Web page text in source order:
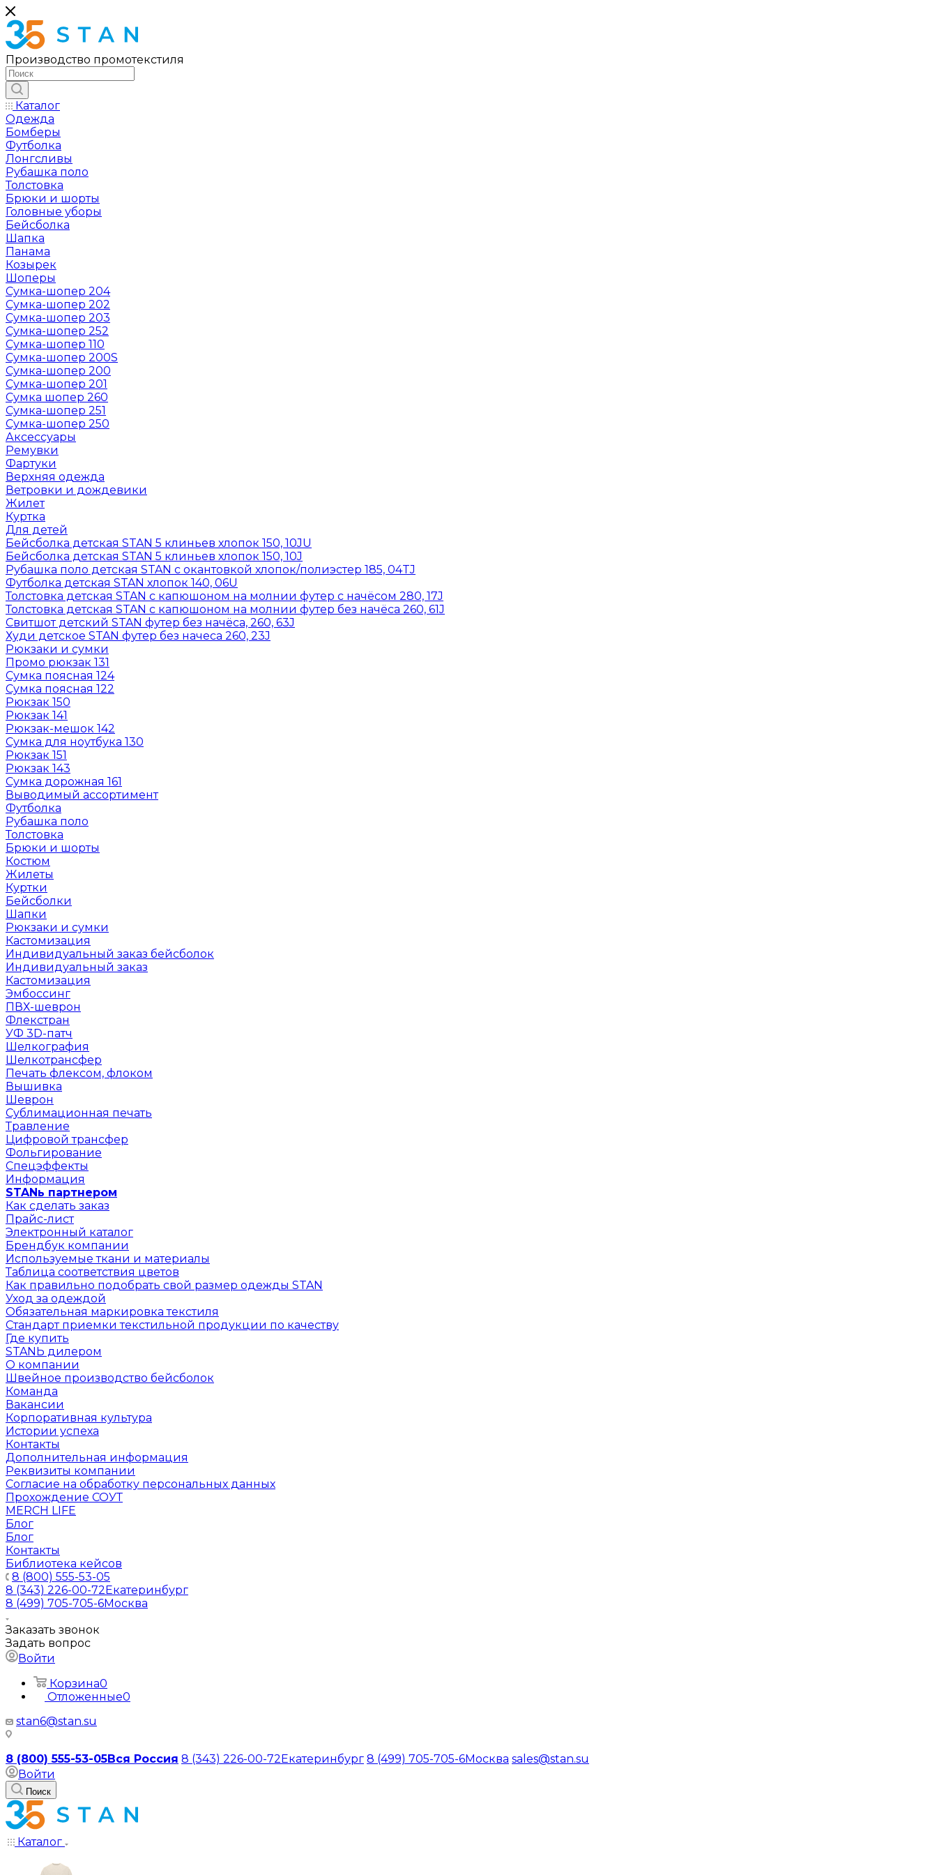
Производство промотекстиля
Каталог
Одежда
Бомберы
Футболка
Лонгсливы
Рубашка поло
Толстовка
Брюки и шорты
Головные уборы
Бейсболка
Шапка
Панама
Козырек
Шоперы
Сумка-шопер 204
Сумка-шопер 202
Сумка-шопер 203
Сумка-шопер 252
Сумка-шопер 110
Сумка-шопер 200S
Сумка-шопер 200
Сумка-шопер 201
Сумка шопер 260
Сумка-шопер 251
Сумка-шопер 250
Аксессуары
Ремувки
Фартуки
Верхняя одежда
Ветровки и дождевики
Жилет
Куртка
Для детей
Бейсболка детская STAN 5 клиньев хлопок 150, 10JU
Бейсболка детская STAN 5 клиньев хлопок 150, 10J
Рубашка поло детская STAN с окантовкой хлопок/полиэстер 185, 04TJ
Футболка детская STAN хлопок 140, 06U
Толстовка детская STAN с капюшоном на молнии футер с начёсом 280, 17J
Толстовка детская STAN с капюшоном на молнии футер без начёса 260, 61J
Свитшот детский STAN футер без начёса, 260, 63J
Худи детское STAN футер без начеса 260, 23J
Рюкзаки и сумки
Промо рюкзак 131
Сумка поясная 124
Сумка поясная 122
Рюкзак 150
Рюкзак 141
Рюкзак-мешок 142
Сумка для ноутбука 130
Рюкзак 151
Рюкзак 143
Сумка дорожная 161
Выводимый ассортимент
Футболка
Рубашка поло
Толстовка
Брюки и шорты
Костюм
Жилеты
Куртки
Бейсболки
Шапки
Рюкзаки и сумки
Кастомизация
Индивидуальный заказ бейсболок
Индивидуальный заказ
Кастомизация
Эмбоссинг
ПВХ-шеврон
Флекстран
УФ 3D-патч
Шелкография
Шелкотрансфер
Печать флексом, флоком
Вышивка
Шеврон
Сублимационная печать
Травление
Цифровой трансфер
Фольгирование
Спецэффекты
Информация
STANь партнером
Как сделать заказ
Прайс-лист
Электронный каталог
Брендбук компании
Используемые ткани и материалы
Таблица соответствия цветов
Как правильно подобрать свой размер одежды STAN
Уход за одеждой
Обязательная маркировка текстиля
Стандарт приемки текстильной продукции по качеству
Где купить
STANЬ дилером
О компании
Швейное производство бейсболок
Команда
Вакансии
Корпоративная культура
Истории успеха
Контакты
Дополнительная информация
Реквизиты компании
Согласие на обработку персональных данных
Прохождение СОУТ
MERCH LIFE
Блог
Блог
Контакты
Библиотека кейсов
8 (800) 555-53-05
8 (343) 226-00-72Екатеринбург
8 (499) 705-705-6Москва
Заказать звонок
Задать вопрос
Войти
Корзина0
Отложенные0
stan6@stan.su
8 (800) 555-53-05Вся Россия 8 (343) 226-00-72Екатеринбург 8 (499) 705-705-6Москва sales@stan.su
Войти
Поиск
Каталог